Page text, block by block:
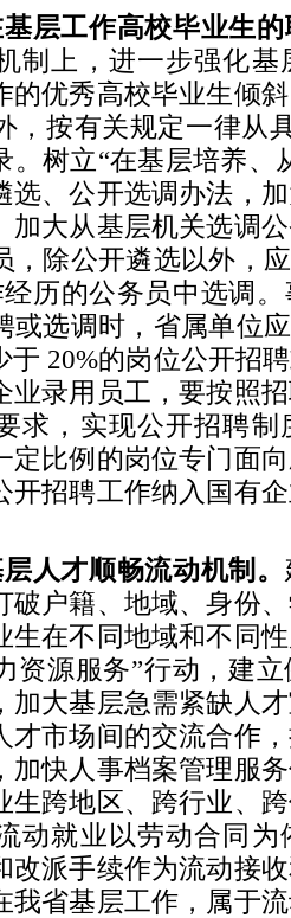
层工作高校毕业生
制上，进一步强化基
的优秀高校毕业生倾
，按有关规定一律从
。树立“在基层培养、
选、公开选调办法，
加大从基层机关选调
，除公开遴选以外，
历的公务员中选调
或选调时，省属单位
于 20%的岗位公开招
业录用员工，要按照
求，实现公开招聘制
定比例的岗位专门面
开招聘工作纳入国有
人才顺畅流动机制。
破户籍、地域、身份
生在不同地域和不同
资源服务”行动，建
加大基层急需紧缺人
才市场间的交流合作
加快人事档案管理服
生跨地区、跨行业、
动就业以劳动合同为
改派手续作为流动接
我省基层工作，属于